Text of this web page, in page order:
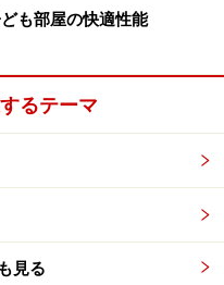
メートル以上、子
ば大人でも安心感があ
築基準法で定められてい
も部屋の快適性能
るテーマ
見る